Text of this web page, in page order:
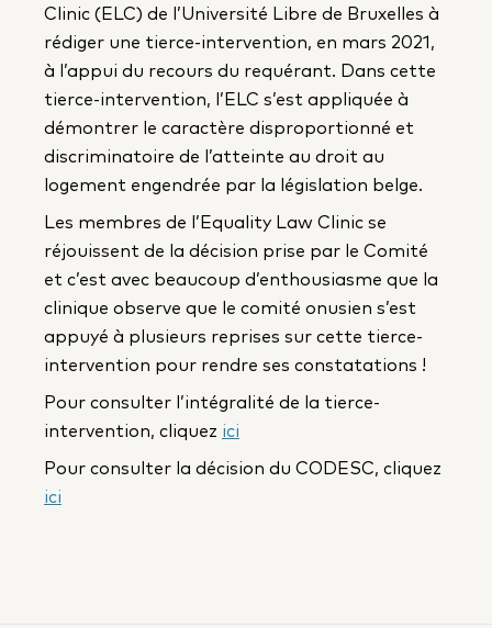
Clinic (ELC) de l’Université Libre de Bruxelles à
rédiger une tierce-intervention, en mars 2021,
à l’appui du recours du requérant. Dans cette
tierce-intervention, l’ELC s’est appliquée à
démontrer le caractère disproportionné et
discriminatoire de l’atteinte au droit au
logement engendrée par la législation belge.
Les membres de l’Equality Law Clinic se
réjouissent de la décision prise par le Comité
et c’est avec beaucoup d’enthousiasme que la
clinique observe que le comité onusien s’est
appuyé à plusieurs reprises sur cette tierce-
intervention pour rendre ses constatations !
Pour consulter l’intégralité de la tierce-
intervention, cliquez ici
Pour consulter la décision du CODESC, cliquez
ici